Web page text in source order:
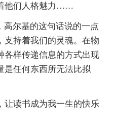
他们人格魅力……
高尔基的这句话说的一点
支持着我们的灵魂。在物
各样传递信息的方式出现
是任何东西所无法比拟
让读书成为我一生的快乐